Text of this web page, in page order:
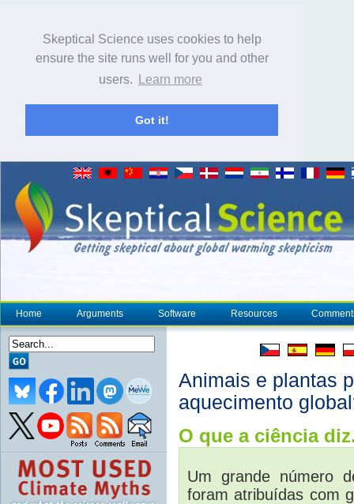
Skeptical Science uses cookies to help
ensure the site runs well for you and other
users.
Learn more
Got it!
Home Arguments Software Resources
Animais e plantas
aquecimento
O que a ciência
Um grande número
foram atribuídas com